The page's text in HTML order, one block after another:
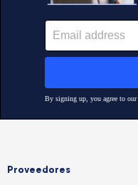
Proveedores